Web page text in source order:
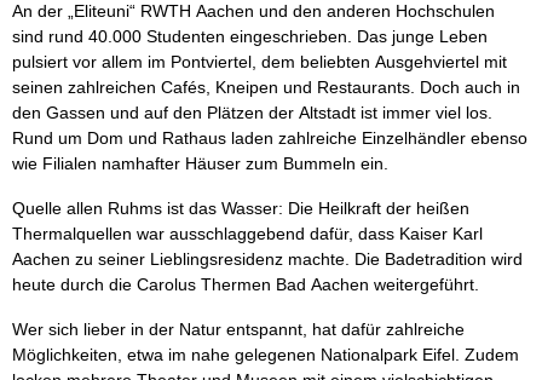
An der „Eliteuni“ RWTH Aachen und den anderen Hochschulen
sind rund 40.000 Studenten eingeschrieben. Das junge Leben
pulsiert vor allem im Pontviertel, dem beliebten Ausgehviertel mit
seinen zahlreichen Cafés, Kneipen und Restaurants. Doch auch in
den Gassen und auf den Plätzen der Altstadt ist immer viel los.
Rund um Dom und Rathaus laden zahlreiche Einzelhändler ebenso
wie Filialen namhafter Häuser zum Bummeln ein.
Quelle allen Ruhms ist das Wasser: Die Heilkraft der heißen
Thermalquellen war ausschlaggebend dafür, dass Kaiser Karl
Aachen zu seiner Lieblingsresidenz machte. Die Badetradition wird
heute durch die Carolus Thermen Bad Aachen weitergeführt.
Wer sich lieber in der Natur entspannt, hat dafür zahlreiche
Möglichkeiten, etwa im nahe gelegenen Nationalpark Eifel. Zudem